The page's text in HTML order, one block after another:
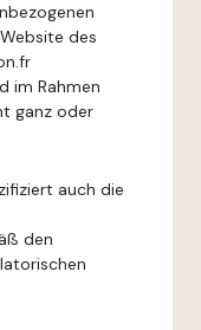
des
im Rahmen
ganz oder
auch die
den